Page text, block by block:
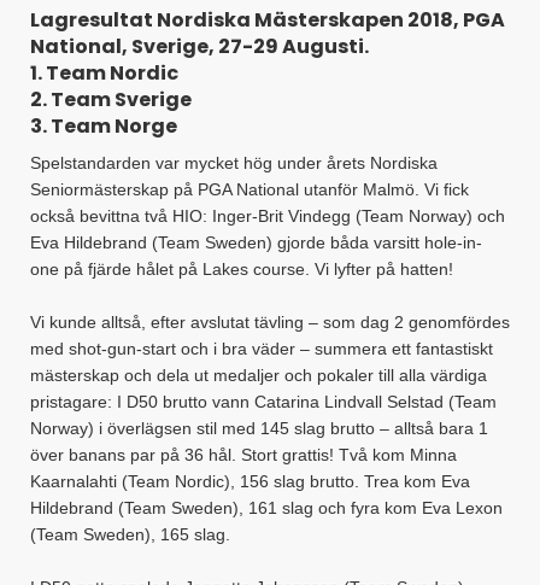
Lagresultat Nordiska Mästerskapen 2018, PGA
National, Sverige, 27-29 Augusti.
​1. Team Nordic
2. Team Sverige
3. Team Norge
Spelstandarden var mycket hög under årets Nordiska
Seniormästerskap på PGA National utanför Malmö. Vi fick
också bevittna två HIO: Inger-Brit Vindegg (Team Norway) och
Eva Hildebrand (Team Sweden) gjorde båda varsitt hole-in-
one på fjärde hålet på Lakes course. Vi lyfter på hatten!
Vi kunde alltså, efter avslutat tävling – som dag 2 genomfördes
med shot-gun-start och i bra väder – summera ett fantastiskt
mästerskap och dela ut medaljer och pokaler till alla värdiga
pristagare: I D50 brutto vann Catarina Lindvall Selstad (Team
Norway) i överlägsen stil med 145 slag brutto – alltså bara 1
över banans par på 36 hål. Stort grattis! Två kom Minna
Kaarnalahti (Team Nordic), 156 slag brutto. Trea kom Eva
Hildebrand (Team Sweden), 161 slag och fyra kom Eva Lexon
(Team Sweden), 165 slag.